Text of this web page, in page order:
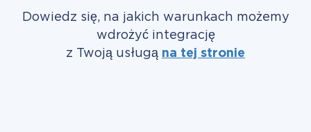
Dowiedz się, na jakich warunkach możemy
wdrożyć integrację
z Twoją usługą na tej stronie